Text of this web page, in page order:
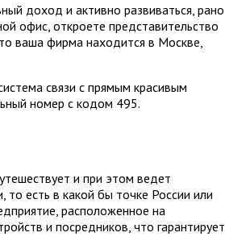
доход и активно развиваться, рано
офис, откроете представительство
ваша фирма находится в Москве,
связи с прямым красивым
номер с кодом 495.
и при этом ведет
то есть в какой бы точке России или
расположенное на
и посредников, что гарантирует